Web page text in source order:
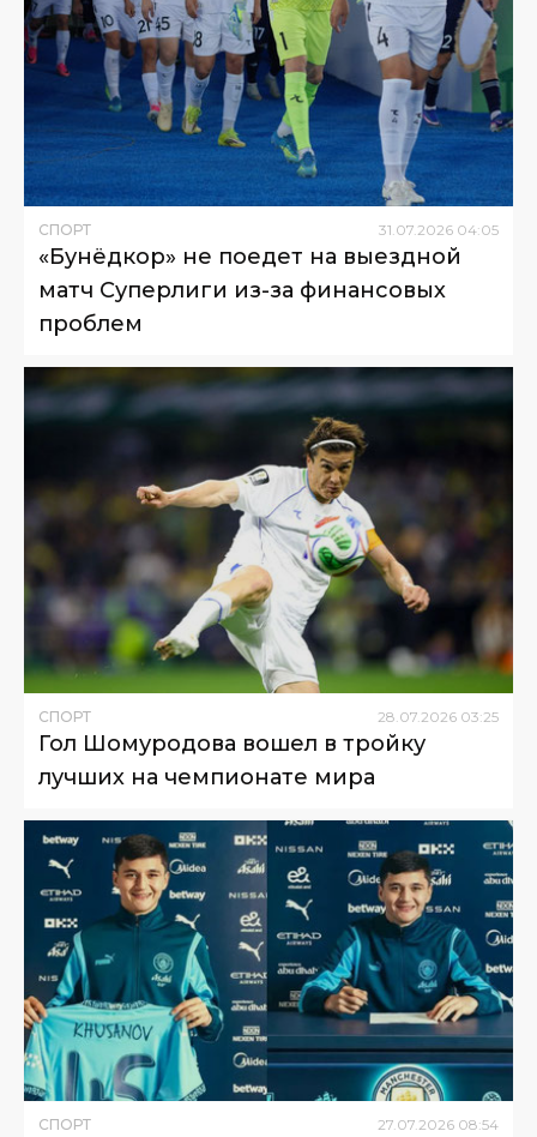
СПОРТ 31.07.2026 04:05
«Бунёдкор» не поедет на выездной
матч Суперлиги из-за финансовых
проблем
СПОРТ 28.07.2026 03:25
Гол Шомуродова вошел в тройку
лучших на чемпионате мира
СПОРТ 27.07.2026 08:54